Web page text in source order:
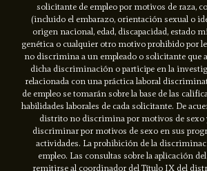
solicitante de empleo por motivos de raza,
(incluido el embarazo, orientación sexual o
origen nacional, edad, discapacidad, estado
genética o cualquier otro motivo prohibido por
no discrimina a un empleado o solicitante que
dicha discriminación o participe en la
relacionada con una práctica laboral
de empleo se tomarán sobre la base de las
habilidades laborales de cada solicitante. De
distrito no discrimina por motivos de sexo
discriminar por motivos de sexo en sus
actividades. La prohibición de la
empleo. Las consultas sobre la aplicación
remitirse al coordinador del Título IX del